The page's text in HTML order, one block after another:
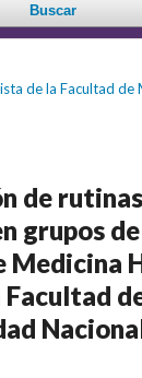
Buscar
de la Facultad de
de
grupos
Medicina
Facultad